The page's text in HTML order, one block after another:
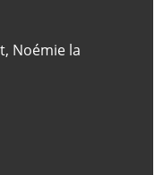
, Noémie la